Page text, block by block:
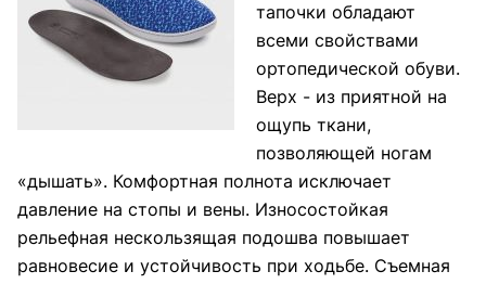
тапочки обладают
всеми свойствами
ортопедической обуви.
Верх - из приятной на
ощупь ткани,
позволяющей ногам
«дышать». Комфортная полнота исключает
давление на стопы и вены. Износостойкая
рельефная нескользящая подошва повышает
равновесие и устойчивость при ходьбе. Съемная